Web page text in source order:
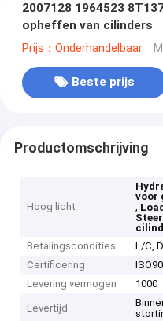
2007128 1964523
opheffen van cilinders
Prijs：Onderhandelbaar
Beste prijs
Productomschrijving
Hoog licht
voor
,
Betalingscondities
L/C,
Certificering
Levering vermogen
1000
Levertijd